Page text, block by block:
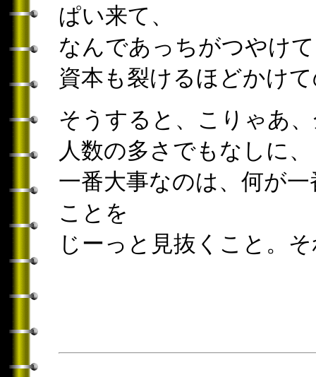
ぱい来て、
なんであっちがつやけ
資本も裂けるほどかけ
そうすると、こりゃあ
人数の多さでもなしに、
一番大事なのは、何が
ことを
じーっと見抜くこと。